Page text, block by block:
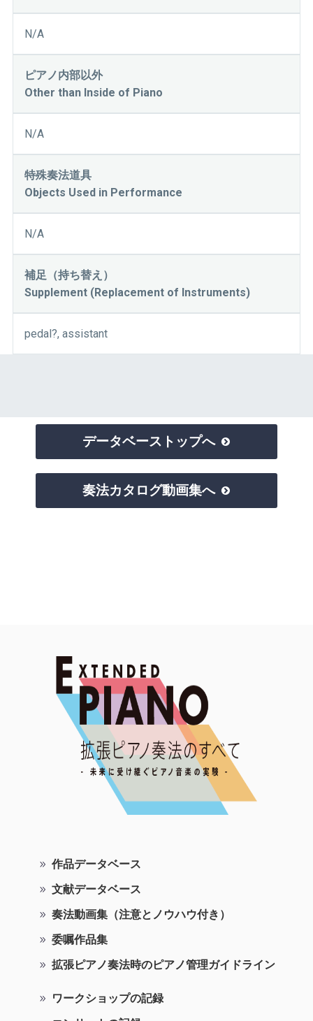
N/A
ピアノ内部以外
Other than Inside of Piano
N/A
特殊奏法道具
Objects Used in Performance
N/A
補足（持ち替え）
Supplement (Replacement of Instruments)
pedal?, assistant
データベーストップへ 
奏法カタログ動画集へ 
作品データベース
文献データベース
奏法動画集（注意とノウハウ付き）
委嘱作品集
拡張ピアノ奏法時のピアノ管理ガイドライン
ワークショップの記録